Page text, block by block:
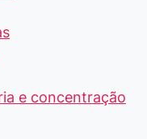
e concentração